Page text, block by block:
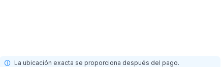
La ubicación exacta se proporciona después del pago.